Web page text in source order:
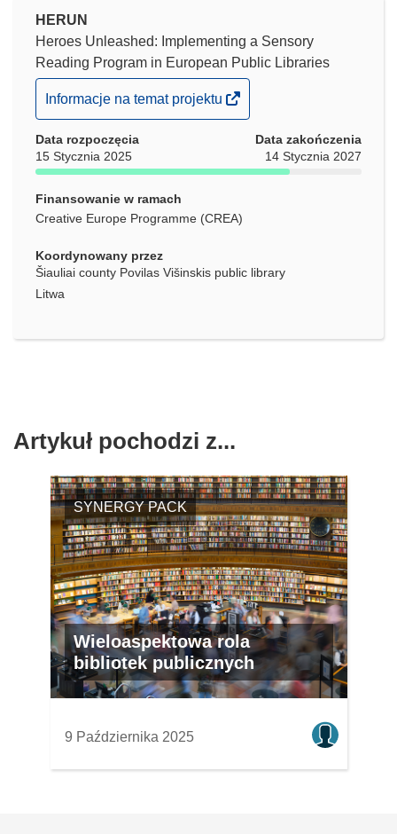
HERUN
Heroes Unleashed: Implementing a Sensory
Reading Program in European Public Libraries
(odnośnik
otworzy
się
w
oknie)
Informacje na temat projektu
Data rozpoczęcia
15 Stycznia 2025
Data zakończenia
14 Stycznia 2027
Finansowanie w ramach
Creative Europe Programme (CREA)
Koordynowany przez
Šiauliai county Povilas Višinskis public library
Litwa
Artykuł pochodzi z...
SYNERGY PACK
Wieloaspektowa rola
bibliotek publicznych
9 Października 2025